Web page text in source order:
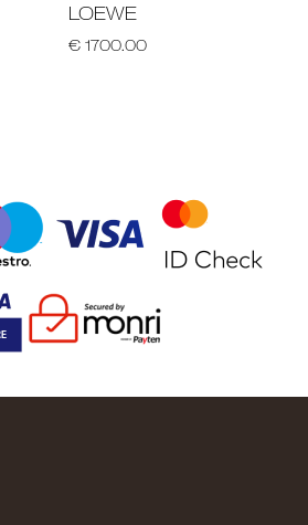
LOEWE
€ 1700.00